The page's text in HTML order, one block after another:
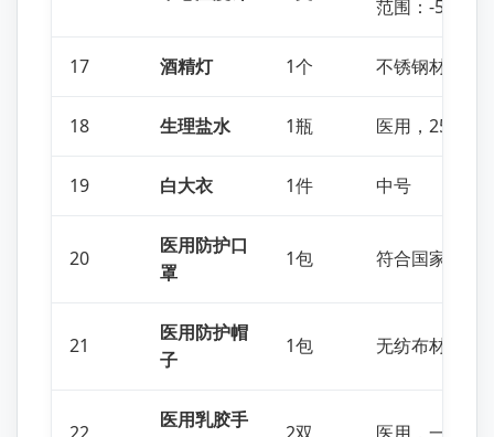
范围：-
17 酒精灯 1个 不锈钢材质
18 生理盐水 1瓶 医用，250ml
19 白大衣 1件 中号
20
医用防护口
罩
1包 符合国家技术
21
医用防护帽
子
1包 无纺布材质，
医用乳胶手